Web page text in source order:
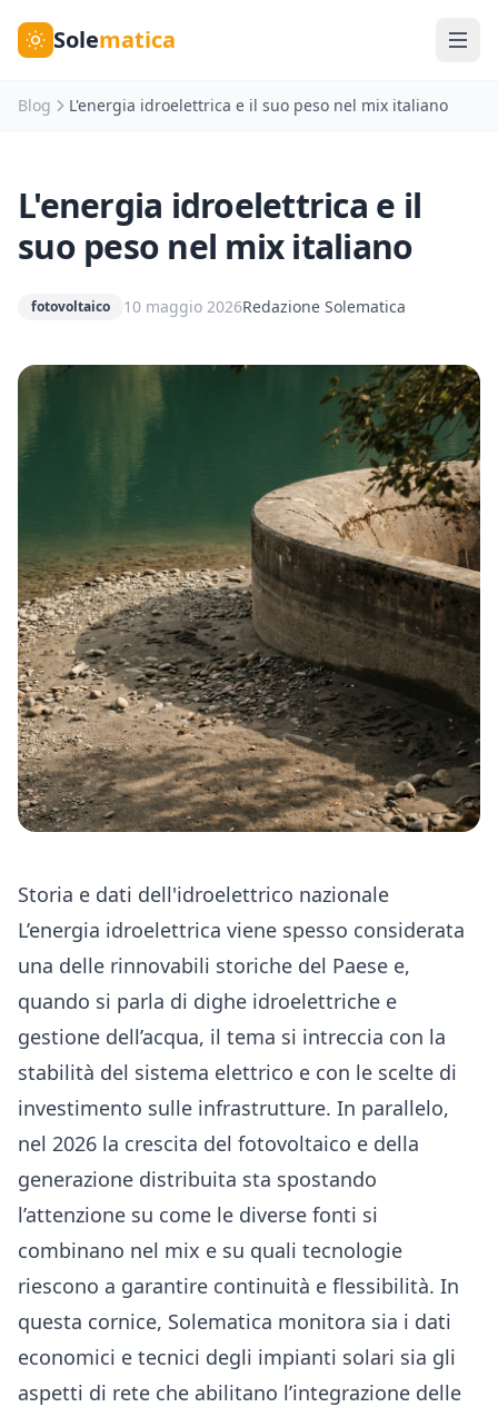
Solematica
Blog L'energia idroelettrica e il suo peso nel mix italiano
L'energia idroelettrica e il
suo peso nel mix italiano
fotovoltaico 10 maggio 2026Redazione Solematica
Storia e dati dell'idroelettrico nazionale
L’energia idroelettrica viene spesso considerata
una delle rinnovabili storiche del Paese e,
quando si parla di dighe idroelettriche e
gestione dell’acqua, il tema si intreccia con la
stabilità del sistema elettrico e con le scelte di
investimento sulle infrastrutture. In parallelo,
nel 2026 la crescita del fotovoltaico e della
generazione distribuita sta spostando
l’attenzione su come le diverse fonti si
combinano nel mix e su quali tecnologie
riescono a garantire continuità e flessibilità. In
questa cornice, Solematica monitora sia i dati
economici e tecnici degli impianti solari sia gli
aspetti di rete che abilitano l’integrazione delle